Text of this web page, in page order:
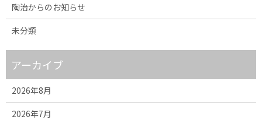
陶治からのお知らせ
未分類
アーカイブ
2026年8月
2026年7月